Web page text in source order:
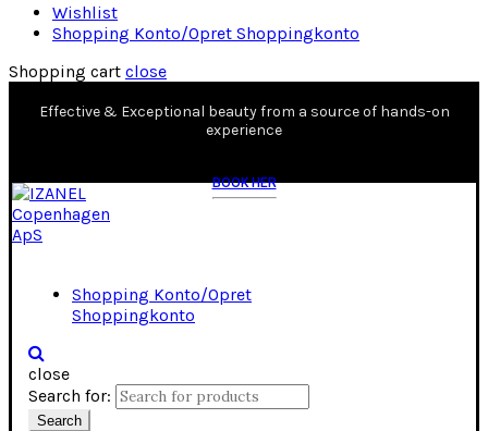
Wishlist
Shopping Konto/Opret Shoppingkonto
Shopping cart close
Effective & Exceptional beauty from a source of hands-on
experience
BOOK HER
Shopping Konto/Opret
Shoppingkonto
close
Search for:
Search